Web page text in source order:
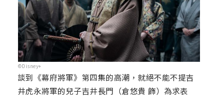
©Disney+
談到《幕府將軍》第四集的高潮，就絕不能不提吉
井虎永將軍的兒子吉井長門（倉悠貴 飾）為求表